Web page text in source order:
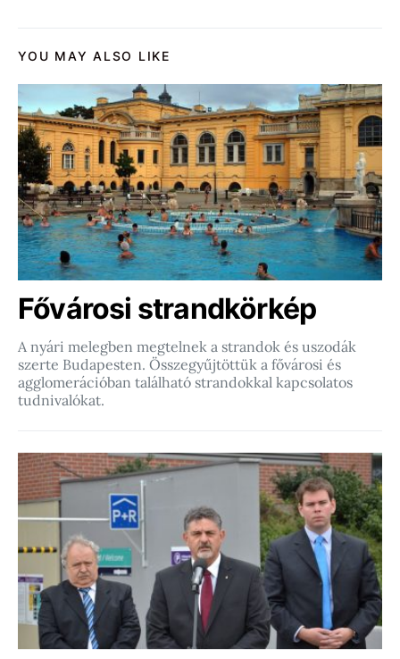
YOU MAY ALSO LIKE
Fővárosi strandkörkép
A nyári melegben megtelnek a strandok és uszodák
szerte Budapesten. Összegyűjtöttük a fővárosi és
agglomerációban található strandokkal kapcsolatos
tudnivalókat.